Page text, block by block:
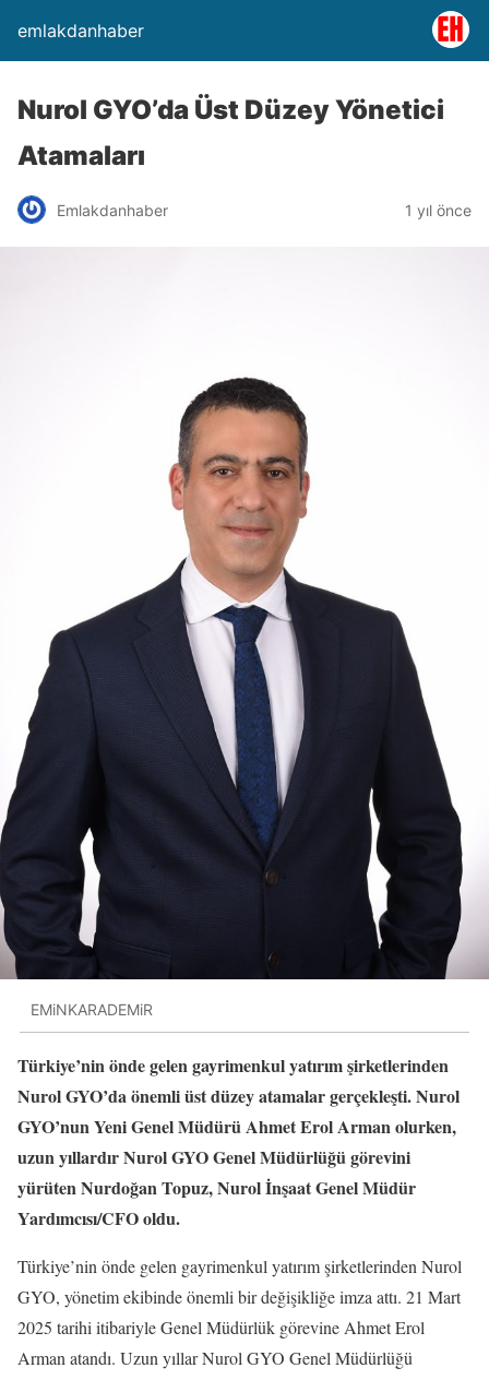
emlakdanhaber
Nurol GYO’da Üst Düzey Yönetici
Atamaları
Emlakdanhaber 1 yıl önce
EMiNKARADEMiR
Türkiye’nin önde gelen gayrimenkul yatırım şirketlerinden
Nurol GYO’da önemli üst düzey atamalar gerçekleşti. Nurol
GYO’nun Yeni Genel Müdürü Ahmet Erol Arman olurken,
uzun yıllardır Nurol GYO Genel Müdürlüğü görevini
yürüten Nurdoğan Topuz, Nurol İnşaat Genel Müdür
Yardımcısı/CFO oldu.
Türkiye’nin önde gelen gayrimenkul yatırım şirketlerinden Nurol
GYO, yönetim ekibinde önemli bir değişikliğe imza attı. 21 Mart
2025 tarihi itibariyle Genel Müdürlük görevine Ahmet Erol
Arman atandı. Uzun yıllar Nurol GYO Genel Müdürlüğü